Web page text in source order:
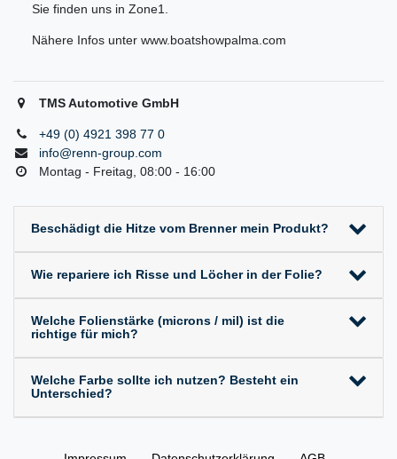
Sie finden uns in Zone1.
Nähere Infos unter www.boatshowpalma.com
TMS Automotive GmbH
+49 (0) 4921 398 77 0
info@renn-group.com
Montag - Freitag, 08:00 - 16:00
Beschädigt die Hitze vom Brenner mein Produkt?
Wie repariere ich Risse und Löcher in der Folie?
Welche Folienstärke (microns / mil) ist die
richtige für mich?
Welche Farbe sollte ich nutzen? Besteht ein
Unterschied?